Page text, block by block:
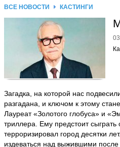
ВСЕ НОВОСТИ КАСТИНГИ
Загадка, на которой нас
разгадана, и ключом к этому
Лауреат «Золотого глобуса» и
триллера. Ему предстоит
терроризировал город десятки
издеваться над выжившими